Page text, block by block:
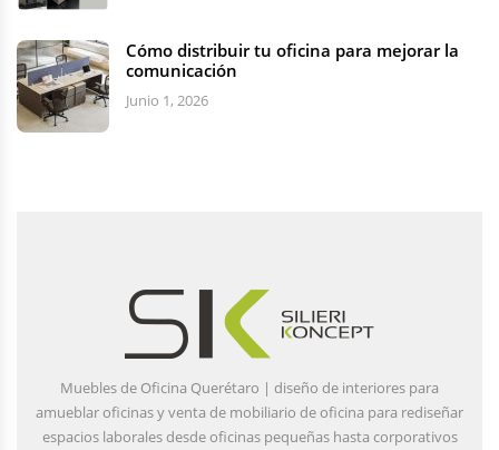
Cómo distribuir tu oficina para mejorar la
comunicación
Junio 1, 2026
Muebles de Oficina Querétaro | diseño de interiores para
amueblar oficinas y venta de mobiliario de oficina para rediseñar
espacios laborales desde oficinas pequeñas hasta corporativos